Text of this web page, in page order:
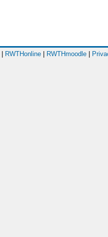
RWTHonline RWTHmoodle